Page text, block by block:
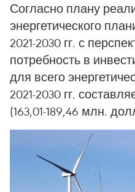
Согласно плану
энергетического
2021-2030 гг. с
потребность в
для всего
2021-2030 гг.
(163,01-189,46 млн.